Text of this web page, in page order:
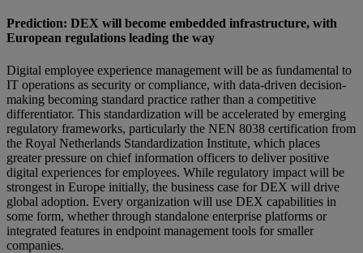
Prediction: DEX will become embedded infrastructure, with
European regulations leading the way
Digital employee experience management will be as fundamental to
IT operations as security or compliance, with data-driven decision-
making becoming standard practice rather than a competitive
differentiator. This standardization will be accelerated by emerging
regulatory frameworks, particularly the NEN 8038 certification from
the Royal Netherlands Standardization Institute, which places
greater pressure on chief information officers to deliver positive
digital experiences for employees. While regulatory impact will be
strongest in Europe initially, the business case for DEX will drive
global adoption. Every organization will use DEX capabilities in
some form, whether through standalone enterprise platforms or
integrated features in endpoint management tools for smaller
companies.